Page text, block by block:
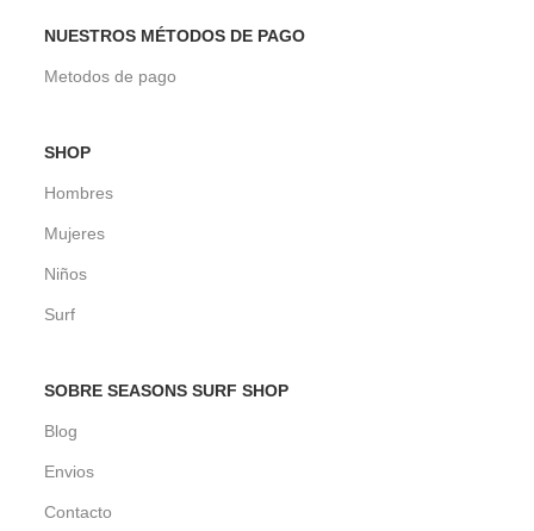
NUESTROS MÉTODOS DE PAGO
Metodos de pago
SHOP
Hombres
Mujeres
Niños
Surf
SOBRE SEASONS SURF SHOP
Blog
Envios
Contacto